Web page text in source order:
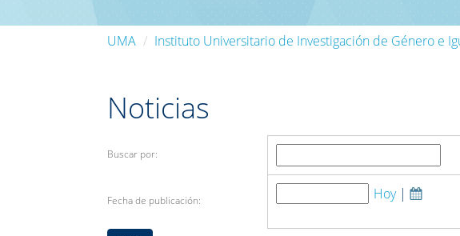
UMA Instituto Universitario de Investigación de Género e
Noticias
Buscar por:
Fecha de publicación: Hoy|